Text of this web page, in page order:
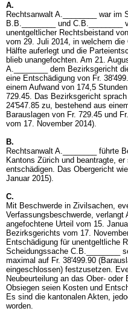
A.
Rechtsanwalt A.________ war im
B.B.________ und
unentgeltlicher Rechtsbeistand
vom 29. Juli 2014, in welchem
Hälfte auferlegt und die
blieb unangefochten. Am 21.
A.________ dem Bezirksgericht
eine Entschädigung von Fr.
einem Aufwand von 174,5
729.45. Das Bezirksgericht
24'547.85 zu, bestehend aus
Barauslagen von Fr. 729.45 und
vom 17. November 2014).
B.
Rechtsanwalt A.________ führte
Kantons Zürich und beantragte,
entschädigen. Das Obergericht
Januar 2015).
C.
Mit Beschwerde in Zivilsachen,
Verfassungsbeschwerde, verlangt
angefochtene Urteil vom 15.
Bezirksgerichts vom 17.
Entschädigung für unentgeltliche
Scheidungssache C.B.________
maximal auf Fr. 38'499.90
eingeschlossen) festzusetzen.
Neubeurteilung an das Ober-
Obsiegen seien Kosten und
Es sind die kantonalen Akten,
worden.